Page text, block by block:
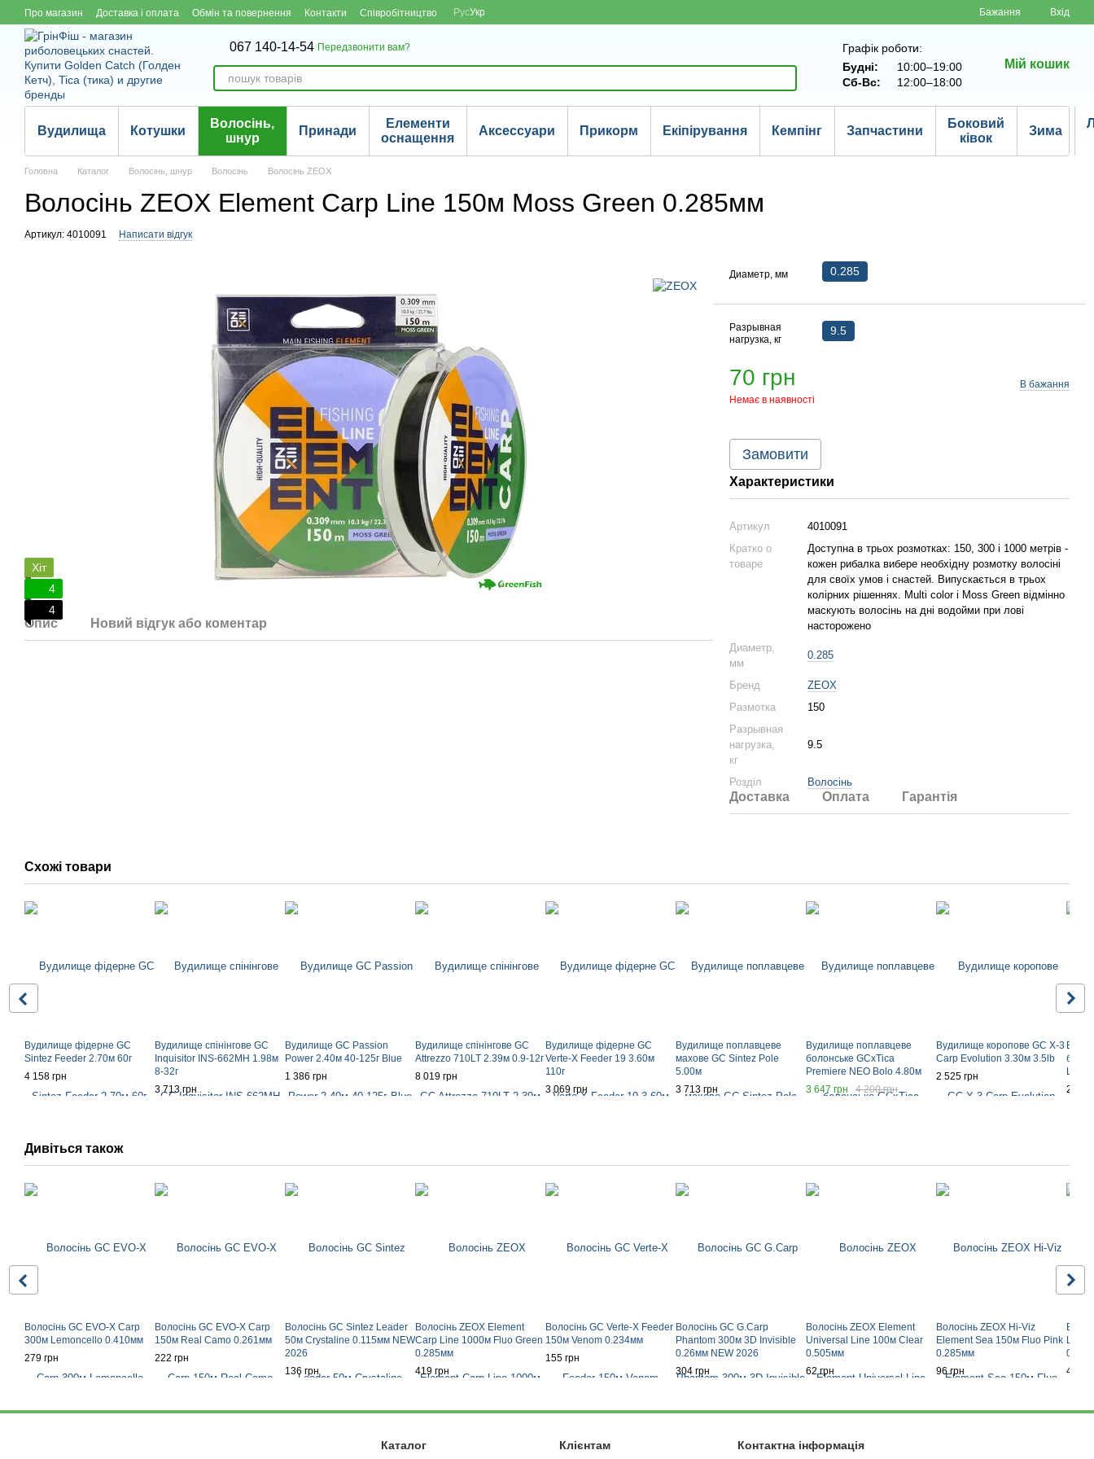
Перейти до основного контенту
Про магазин Доставка і оплата Обмін та повернення Контакти Співробітництво РусУкр Бажання Вхід
067 140-14-54 Передзвонити вам?
Графік роботи:
Будні:
10:00–19:00
Сб-Вс:
12:00–18:00
Мій кошик
Вудилища Котушки
Волосінь,
шнур
Принади
Елементи
оснащення
Аксессуари Прикорм Екіпірування Кемпінг Запчастини
Боковий
ківок
Зима
Головна Каталог Волосінь, шнур Волосінь Волосінь ZEOX
Волосінь ZEOX Element Carp Line 150м Moss Green 0.285мм
Артикул: 4010091 Написати відгук
Хіт
4
4
Опис Новий відгук або коментар
Диаметр, мм 0.285
Разрывная
нагрузка, кг
9.5
70 грн
Немає в наявності
В бажання
Замовити
Характеристики
Артикул
4010091
Кратко о
товаре
Доступна в трьох розмотках: 150, 300 і 1000 метрів -
кожен рибалка вибере необхідну розмотку волосіні
для своїх умов і снастей. Випускається в трьох
колірних рішеннях. Multi color і Moss Green відмінно
маскують волосінь на дні водойми при лові
насторожено
Диаметр,
мм
0.285
Бренд
ZEOX
Размотка
150
Разрывная
нагрузка,
кг
9.5
Розділ Волосінь
Доставка Оплата Гарантія
Схожі товари
Вудилище фідерне GC
Sintez Feeder 2.70м 60г
4 158 грн
Вудилище спінінгове GC
Inquisitor INS-662MH 1.98м
8-32г
3 713 грн
Вудилище GC Passion
Power 2.40м 40-125г Blue
1 386 грн
Вудилище спінінгове GC
Attrezzo 710LT 2.39м 0.9-12г
8 019 грн
Вудилище фідерне GC
Verte-X Feeder 19 3.60м
110г
3 069 грн
Вудилище поплавцеве
махове GC Sintez Pole
5.00м
3 713 грн
Вудилище поплавцеве
болонське GCxTica
Premiere NEO Bolo 4.80м
30-60г
3 647 грн 4 200 грн
Вудилище коропове GC X-3
Carp Evolution 3.30м 3.5lb
2 525 грн
2 336
Дивіться також
Волосінь GC EVO-X Carp
300м Lemoncello 0.410мм
279 грн
Волосінь GC EVO-X Carp
150м Real Camo 0.261мм
222 грн
Волосінь GC Sintez Leader
50м Crystaline 0.115мм NEW
2026
136 грн
Волосінь ZEOX Element
Carp Line 1000м Fluo Green
0.285мм
419 грн
Волосінь GC Verte-X Feeder
150м Venom 0.234мм
155 грн
Волосінь GC G.Carp
Phantom 300м 3D Invisible
0.26мм NEW 2026
304 грн
Волосінь ZEOX Element
Universal Line 100м Clear
0.505мм
62 грн
Волосінь ZEOX Hi-Viz
Element Sea 150м Fluo Pink
0.285мм
96 грн
47 грн
Каталог Клієнтам Контактна інформація